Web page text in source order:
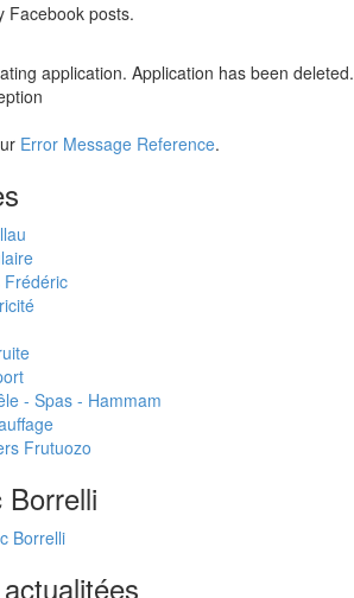
Facebook posts.
application. Application has been deleted.
Error Message Reference.
Frédéric
- Spas - Hammam
Frutuozo
Borrelli
Borrelli